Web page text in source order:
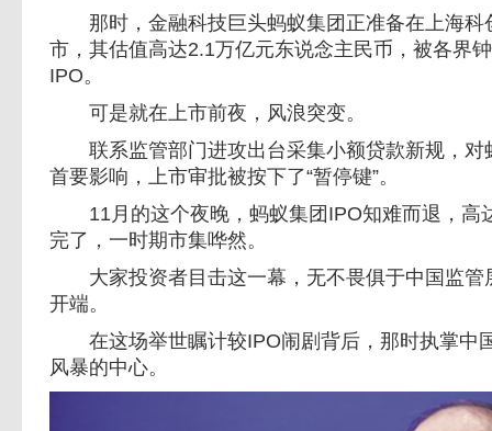
那时，金融科技巨头蚂蚁集团正准备在上海科
市，其估值高达2.1万亿元东说念主民币，被各界
IPO。
可是就在上市前夜，风浪突变。
联系监管部门进攻出台采集小额贷款新规，对
首要影响，上市审批被按下了“暂停键”。
11月的这个夜晚，蚂蚁集团IPO知难而退，高
完了，一时期市集哗然。
大家投资者目击这一幕，无不畏俱于中国监管
开端。
在这场举世瞩计较IPO闹剧背后，那时执掌中
风暴的中心。